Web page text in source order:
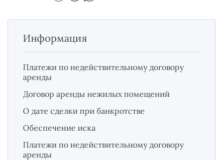
Информация
Платежи по недействительному договору
аренды
Договор аренды нежилых помещений
О дате сделки при банкротстве
Обеспечение иска
Платежи по недействительному договору
аренды